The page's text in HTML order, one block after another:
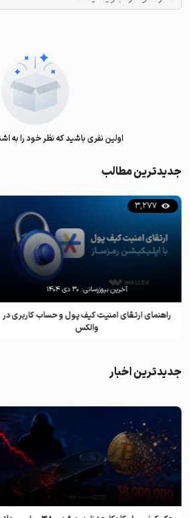
اولین نفری باشید که نظر خود را به
جدیدترین مطالب
راهنمای ارتقای امنیت کیف پول و حساب کاربری در
والکس
3,277
آخرین بروزرسانی: ۳۰ دی ۱۴۰۴
جدیدترین اخبار